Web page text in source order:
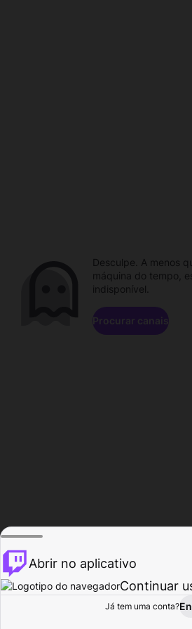
Procurar
Desculpe. A menos
máquina do tempo,
indisponível.
Procurar canais
Abrir no aplicativo
Continuar
Já tem uma conta?